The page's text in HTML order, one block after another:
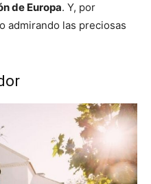
de Europa. Y, por
admirando las preciosas